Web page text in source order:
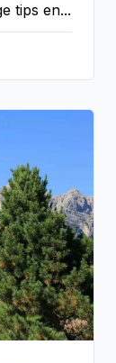
tips en...